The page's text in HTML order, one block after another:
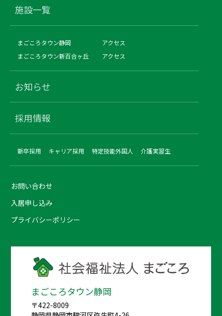
施設一覧
まごころタウン静岡
アクセス
まごころタウン新百合ヶ丘
アクセス
お知らせ
採用情報
新卒採用 キャリア採用 特定技能外国人 介護実習生
お問い合わせ
入居申し込み
プライバシーポリシー
まごころタウン静岡
〒422-8009